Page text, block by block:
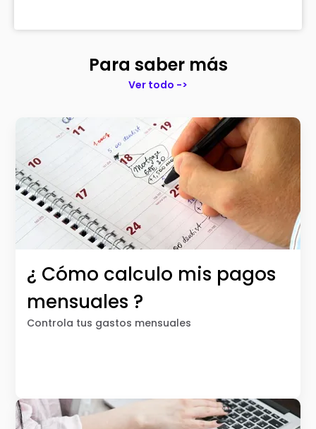
Para saber más
Ver todo ->
¿ Cómo calculo mis pagos
mensuales ?
Controla tus gastos mensuales